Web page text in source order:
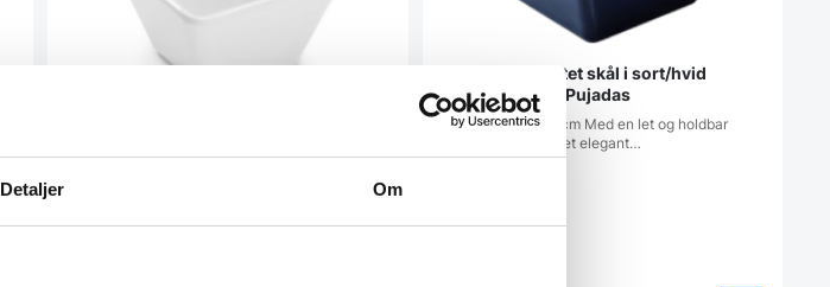
Detaljer Om
Mål LxBxH: 9x9x5,5 cmMed en let og holdbar
Melamin firkantet skål i sort/hvid
18x18x8,5 cm, Pujadas
Mål: 18 x 18 x 8,5 cm Med en let og holdbar
konstruktion samt et elegant…